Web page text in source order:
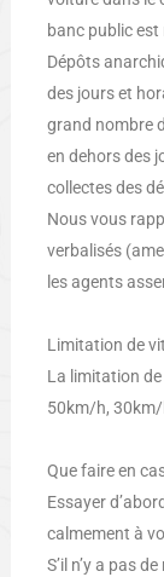
banc public
Dépôts
des jours et
grand nombre
en dehors des
collectes des
Nous vous
verbalisés
les agents
Limitation de
La limitation
50km/h, 30km/
Que faire en
Essayer
calmement à
S’il n’y a pas